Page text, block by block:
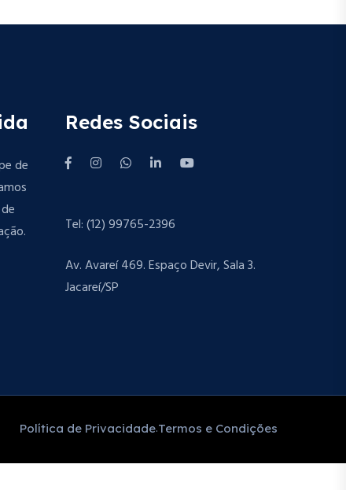
de
Redes Sociais
Tel: (12) 99765-2396
Av. Avareí 469. Espaço Devir, Sala 3.
Jacareí/SP
Política de Privacidade Termos e Condições